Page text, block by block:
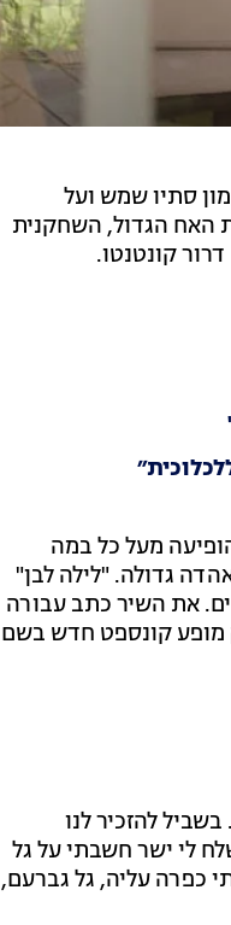
סתיו שמש ועל
האח הגדול, השחקנית
קונטנטו.
מעל כל במה
גדולה. "לילה לבן"
את השיר כתב עבורה
אחר". ב-13/4 היא צפויה להשיק מופע קונספט חדש בשם
להזכיר לנו
לי ישר חשבתי על גל
כפרה עליה, גל גברעם,